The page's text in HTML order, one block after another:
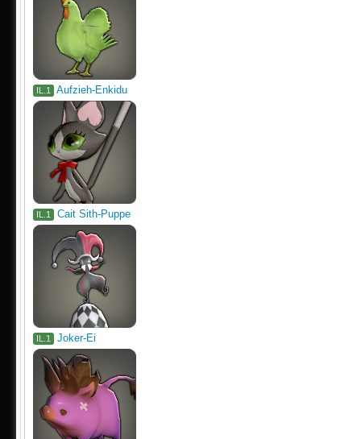
IL.1 Aufzieh-Enkidu
IL.1 Cait Sith-Puppe
IL.1 Joker-Ei